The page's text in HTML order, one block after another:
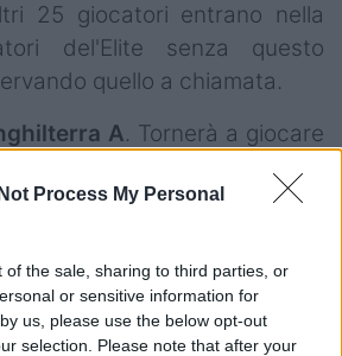
Process My Personal
of the sale, sharing to third parties, or
or sensitive information for
us, please use the below opt-out
selection. Please note that after your
25 giocatori entrano nella
del'Elite senza questo
quello a chiamata.
A. Tornerà a giocare
emergenti e altri rivali. Ha già
gennaio 2024 un test-match